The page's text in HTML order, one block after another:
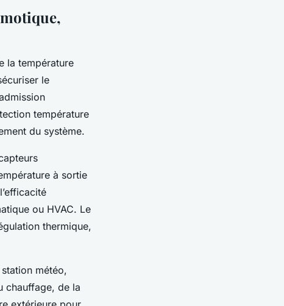
la température
le
température
du système.
à sortie
ou HVAC. Le
thermique,
météo,
chauffage, de la